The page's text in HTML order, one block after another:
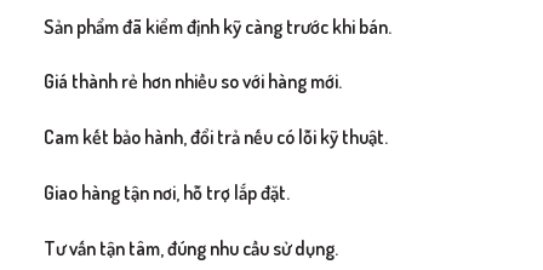
Sản phẩm đã kiểm định kỹ càng trước khi bán.
Giá thành rẻ hơn nhiều so với hàng mới.
Cam kết bảo hành, đổi trả nếu có lỗi kỹ thuật.
Giao hàng tận nơi, hỗ trợ lắp đặt.
Tư vấn tận tâm, đúng nhu cầu sử dụng.